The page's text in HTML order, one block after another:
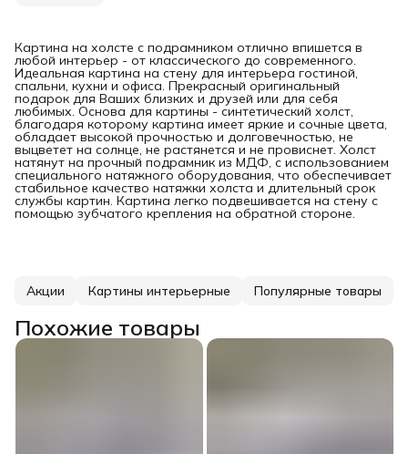
Картина на холсте с подрамником отлично впишется в
любой интерьер - от классического до современного.
Идеальная картина на стену для интерьера гостиной,
спальни, кухни и офиса. Прекрасный оригинальный
подарок для Ваших близких и друзей или для себя
любимых. Основа для картины - синтетический холст,
благодаря которому картина имеет яркие и сочные цвета,
обладает высокой прочностью и долговечностью, не
выцветет на солнце, не растянется и не провиснет. Холст
натянут на прочный подрамник из МДФ, с использованием
специального натяжного оборудования, что обеспечивает
стабильное качество натяжки холста и длительный срок
службы картин. Картина легко подвешивается на стену с
помощью зубчатого крепления на обратной стороне.
Акции Картины интерьерные Популярные товары
Похожие товары